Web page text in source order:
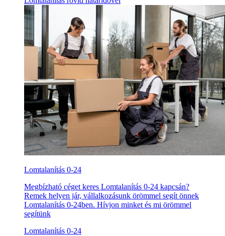
Lomtalanítás 0-24
Megbízható céget keres Lomtalanítás 0-24 kapcsán?
Remek helyen jár, vállalkozásunk örömmel segít önnek
Lomtalanítás 0-24ben. Hívjon minket és mi örömmel
segítünk
Lomtalanítás 0-24